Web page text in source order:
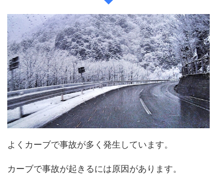
よくカーブで事故が多く発生しています。
カーブで事故が起きるには原因があります。